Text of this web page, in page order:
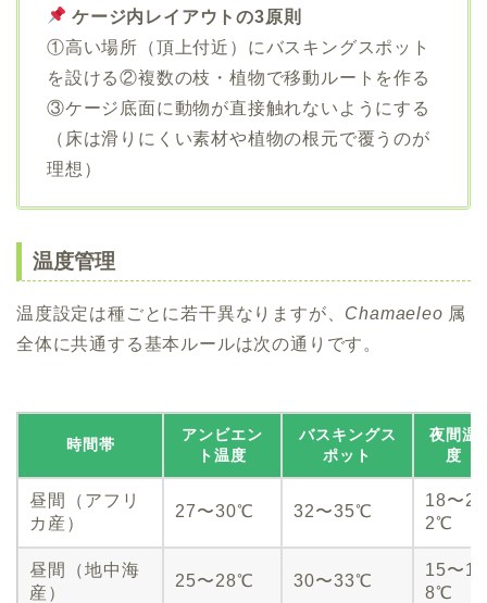
ケージ内レイアウトの3原則
①高い場所（頂上付近）にバスキングスポット
を設ける②複数の枝・植物で移動ルートを作る
③ケージ底面に動物が直接触れないようにする
（床は滑りにくい素材や植物の根元で覆うのが
理想）
温度管理
温度設定は種ごとに若干異なりますが、 Chamaeleo 属
全体に共通する基本ルールは次の通りです。
時間帯
アンビエン
ト温度
バスキングス
ポット
夜間温
度
昼間（アフリ
カ産）
27〜30℃ 32〜35℃
18〜2
2℃
昼間（地中海
産）
25〜28℃ 30〜33℃
15〜1
8℃